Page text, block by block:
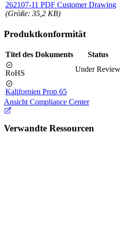
262107-11 PDF Customer Drawing
(Größe: 35,2 KB)
Produktkonformität
Titel des Dokuments Status
RoHS Under Review
Kalifornien Prop 65
Ansicht Compliance Center
Verwandte Ressourcen